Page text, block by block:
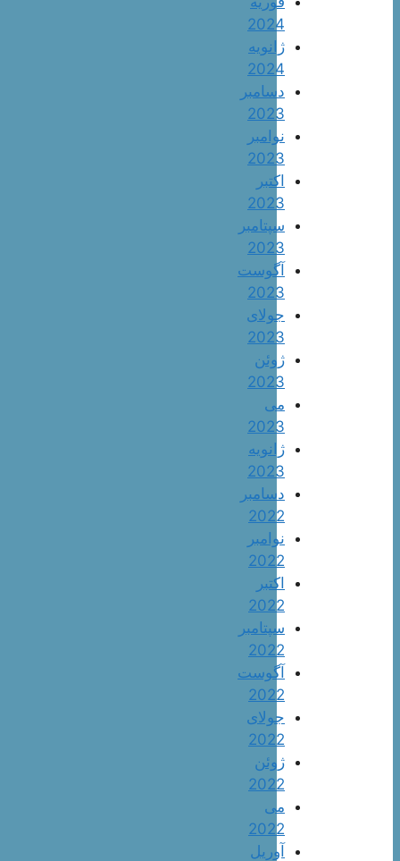
2024
ژانویه
2024
دسامبر
2023
نوامبر
2023
اکتبر
2023
سپتامبر
2023
آگوست
2023
جولای
2023
ژوئن
2023
می
2023
ژانویه
2023
دسامبر
2022
نوامبر
2022
اکتبر
2022
سپتامبر
2022
آگوست
2022
جولای
2022
ژوئن
2022
می
2022
آوریل